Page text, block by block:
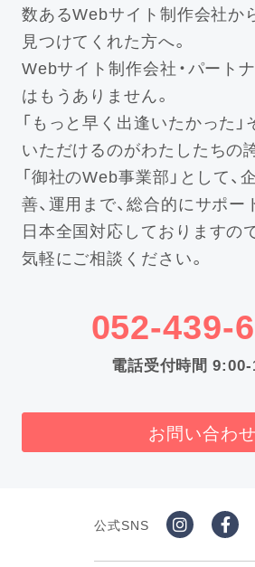
数あるWebサイト制作会社か
見つけてくれた方へ。
Webサイト制作会社・パート
はもうありません。
「もっと早く出逢いたかった
いただけるのがわたしたちの
「御社のWeb事業部」として、
善、運用まで、総合的にサポー
日本全国対応しておりますの
気軽にご相談ください。
052-439-
電話受付時間
お問い合わせ
公式SNS